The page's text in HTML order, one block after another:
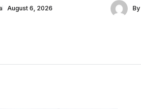
August 6, 2026 By